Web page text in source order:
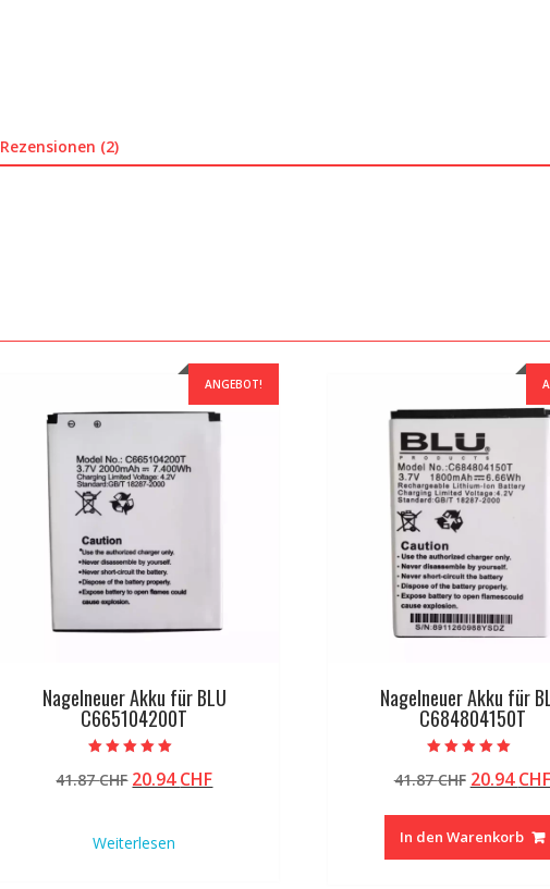
Rezensionen (2)
ANGEBOT!
Nagelneuer Akku für BLU
C665104200T
5.00
von 5
41.87CHF Ursprünglicher
41.87 CHF
20.94CHFAktueller
Weiterlesen
Nagelneuer Akku für
C684804150T
5.00
von 5
41.87CHF
war:
41.87 CHF
20.94CHF
In den Warenkorb